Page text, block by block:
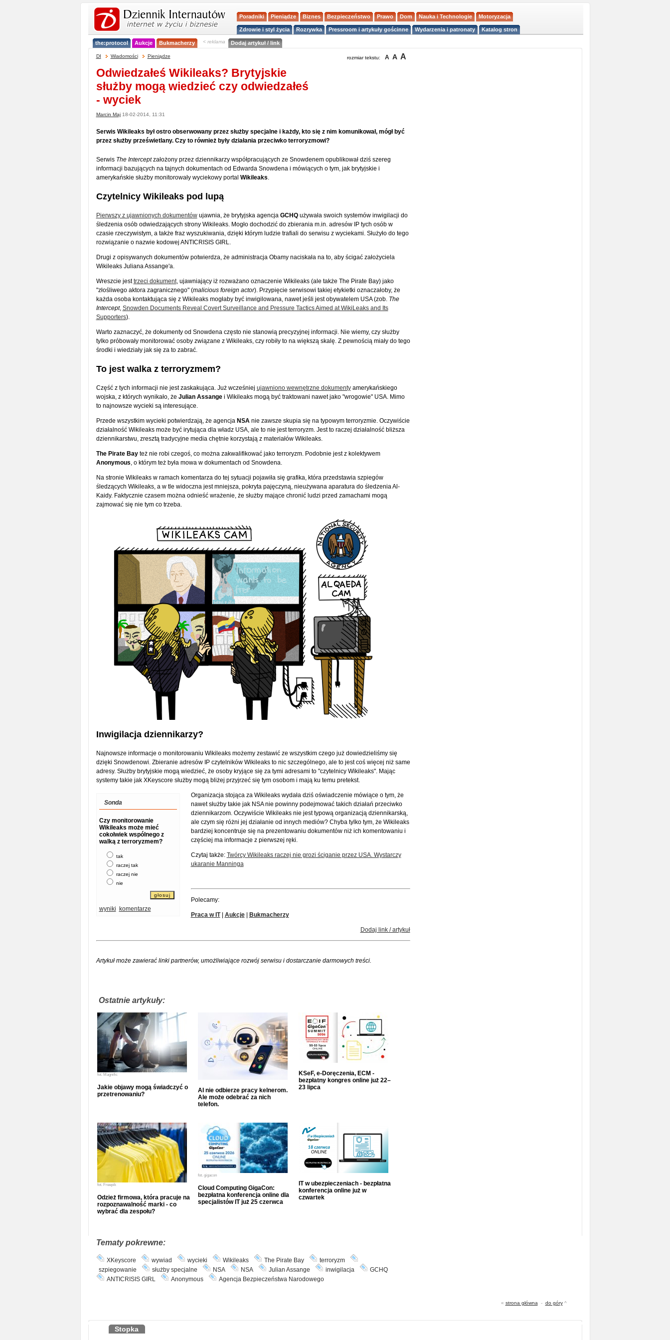
Poradniki Pieniądze Biznes Bezpieczeństwo Prawo Dom Nauka i Technologie Motoryzacja
Zdrowie i styl życia Rozrywka Pressroom i artykuły gościnne Wydarzenia i patronaty Katalog stron
the:protocol Aukcje Bukmacherzy < reklama Dodaj artykuł / link
DI Wiadomości Pieniądze rozmiar tekstu: A A A
Odwiedzałeś Wikileaks? Brytyjskie
służby mogą wiedzieć czy odwiedzałeś
- wyciek
Marcin Maj18-02-2014, 11:31
Serwis Wikileaks był ostro obserwowany przez służby specjalne i każdy, kto się z nim komunikował, mógł być
przez służby prześwietlany. Czy to również były działania przeciwko terroryzmowi?
Serwis The Interceptzałożony przez dziennikarzy współpracujących ze Snowdenem opublikował dziś szereg
informacji bazujących na tajnych dokumentach od Edwarda Snowdena i mówiących o tym, jak brytyjskie i
amerykańskie służby monitorowały wyciekowy portal Wikileaks.
Czytelnicy Wikileaks pod lupą
Pierwszy z ujawnionych dokumentówujawnia, że brytyjska agencja GCHQużywała swoich systemów inwigilacji do
śledzenia osób odwiedzających strony Wikileaks. Mogło dochodzić do zbierania m.in. adresów IP tych osób w
czasie rzeczywistym, a także fraz wyszukiwania, dzięki którym ludzie trafiali do serwisu z wyciekami. Służyło do tego
rozwiązanie o nazwie kodowej ANTICRISIS GIRL.
Drugi z opisywanych dokumentów potwierdza, że administracja Obamy naciskała na to, aby ścigać założyciela
Wikileaks Juliana Assange'a.
Wreszcie jesttrzeci dokument, ujawniający iż rozważano oznaczenie Wikileaks (ale także The Pirate Bay) jako
"złośliwego aktora zagranicznego" (malicious foreign actor). Przypięcie serwisowi takiej etykietki oznaczałoby, że
każda osoba kontaktująca się z Wikileaks mogłaby być inwigilowana, nawet jeśli jest obywatelem USA (zob. The
Intercept, Snowden Documents Reveal Covert Surveillance and Pressure Tactics Aimed at WikiLeaks and Its
Supporters).
Warto zaznaczyć, że dokumenty od Snowdena często nie stanowią precyzyjnej informacji. Nie wiemy, czy służby
tylko próbowały monitorować osoby związane z Wikileaks, czy robiły to na większą skalę. Z pewnością miały do tego
środki i wiedziały jak się za to zabrać.
To jest walka z terroryzmem?
Część z tych informacji nie jest zaskakująca. Już wcześniej ujawniono wewnętrzne dokumentyamerykańskiego
wojska, z których wynikało, że Julian Assangei Wikileaks mogą być traktowani nawet jako "wrogowie" USA. Mimo
to najnowsze wycieki są interesujące.
Przede wszystkim wycieki potwierdzają, że agencja NSAnie zawsze skupia się na typowym terroryzmie. Oczywiście
działalność Wikileaks może być irytująca dla władz USA, ale to nie jest terroryzm. Jest to raczej działalność bliższa
dziennikarstwu, zresztą tradycyjne media chętnie korzystają z materiałów Wikileaks.
The Pirate Bayteż nie robi czegoś, co można zakwalifikować jako terroryzm. Podobnie jest z kolektywem
Anonymous, o którym też była mowa w dokumentach od Snowdena.
Na stronie Wikileaks w ramach komentarza do tej sytuacji pojawiła się grafika, która przedstawia szpiegów
śledzących Wikileaks, a w tle widoczna jest mniejsza, pokryta pajęczyną, nieużywana aparatura do śledzenia Al-
Kaidy. Faktycznie czasem można odnieść wrażenie, że służby mające chronić ludzi przed zamachami mogą
zajmować się nie tym co trzeba.
Inwigilacja dziennikarzy?
Najnowsze informacje o monitorowaniu Wikileaks możemy zestawić ze wszystkim czego już dowiedzieliśmy się
dzięki Snowdenowi. Zbieranie adresów IP czytelników Wikileaks to nic szczególnego, ale to jest coś więcej niż same
adresy. Służby brytyjskie mogą wiedzieć, że osoby kryjące się za tymi adresami to "czytelnicy Wikileaks". Mając
systemy takie jak XKeyscore służby mogą bliżej przyjrzeć się tym osobom i mają ku temu pretekst.
Sonda
Czy monitorowanie
Wikileaks może mieć
cokolwiek wspólnego z
walką z terroryzmem?
tak
raczej tak
raczej nie
nie
wyniki komentarze
Organizacja stojąca za Wikileaks wydała dziś oświadczenie mówiące o tym, że
nawet służby takie jak NSA nie powinny podejmować takich działań przeciwko
dziennikarzom. Oczywiście Wikileaks nie jest typową organizacją dziennikarską,
ale czym się różni jej działanie od innych mediów? Chyba tylko tym, że Wikileaks
bardziej koncentruje się na prezentowaniu dokumentów niż ich komentowaniu i
częściej ma informacje z pierwszej ręki.
Czytaj także: Twórcy Wikileaks raczej nie grozi ściganie przez USA. Wystarczy
ukaranie Manninga
Polecamy:
Praca w IT| Aukcje| Bukmacherzy
Dodaj link / artykuł
Artykuł może zawierać linki partnerów, umożliwiające rozwój serwisu i dostarczanie darmowych treści.
Ostatnie artykuły:
fot. Magnific
Jakie objawy mogą świadczyć o
przetrenowaniu?
AI nie odbierze pracy kelnerom.
Ale może odebrać za nich
telefon.
KSeF, e-Doręczenia, ECM -
bezpłatny kongres online już 22–
23 lipca
fot. Freepik
Odzież firmowa, która pracuje na
rozpoznawalność marki - co
wybrać dla zespołu?
fot. gigacon
Cloud Computing GigaCon:
bezpłatna konferencja online dla
specjalistów IT już 25 czerwca
IT w ubezpieczeniach - bezpłatna
konferencja online już w
czwartek
Tematy pokrewne:
XKeyscore wywiad wycieki Wikileaks The Pirate Bay
terroryzm
szpiegowanie
służby specjalne NSA NSA Julian Assange inwigilacja
GCHQ
ANTICRISIS GIRL
Anonymous Agencja Bezpieczeństwa Narodowego
« strona główna - do góry^
Stopka